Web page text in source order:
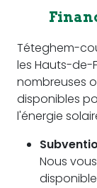
Téteghem-
les Hauts-de-
nombreuses
disponibles
l'énergie
Nous